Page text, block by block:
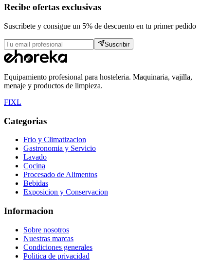
Recibe ofertas exclusivas
Suscribete y consigue un 5% de descuento en tu primer pedido
Suscribir
Equipamiento profesional para hosteleria. Maquinaria, vajilla,
menaje y productos de limpieza.
FIXL
Categorias
Frio y Climatizacion
Gastronomia y Servicio
Lavado
Cocina
Procesado de Alimentos
Bebidas
Exposicion y Conservacion
Informacion
Sobre nosotros
Nuestras marcas
Condiciones generales
Politica de privacidad